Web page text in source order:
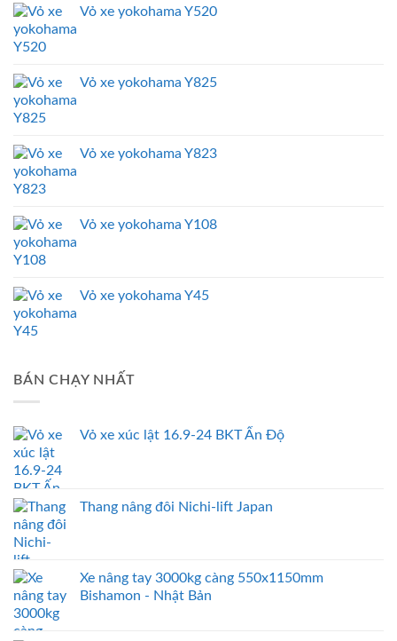
Vỏ xe yokohama Y520
Vỏ xe yokohama Y825
Vỏ xe yokohama Y823
Vỏ xe yokohama Y108
Vỏ xe yokohama Y45
BÁN CHẠY NHẤT
Vỏ xe xúc lật 16.9-24 BKT Ấn Độ
Thang nâng đôi Nichi-lift Japan
Xe nâng tay 3000kg càng 550x1150mm
Bishamon - Nhật Bản